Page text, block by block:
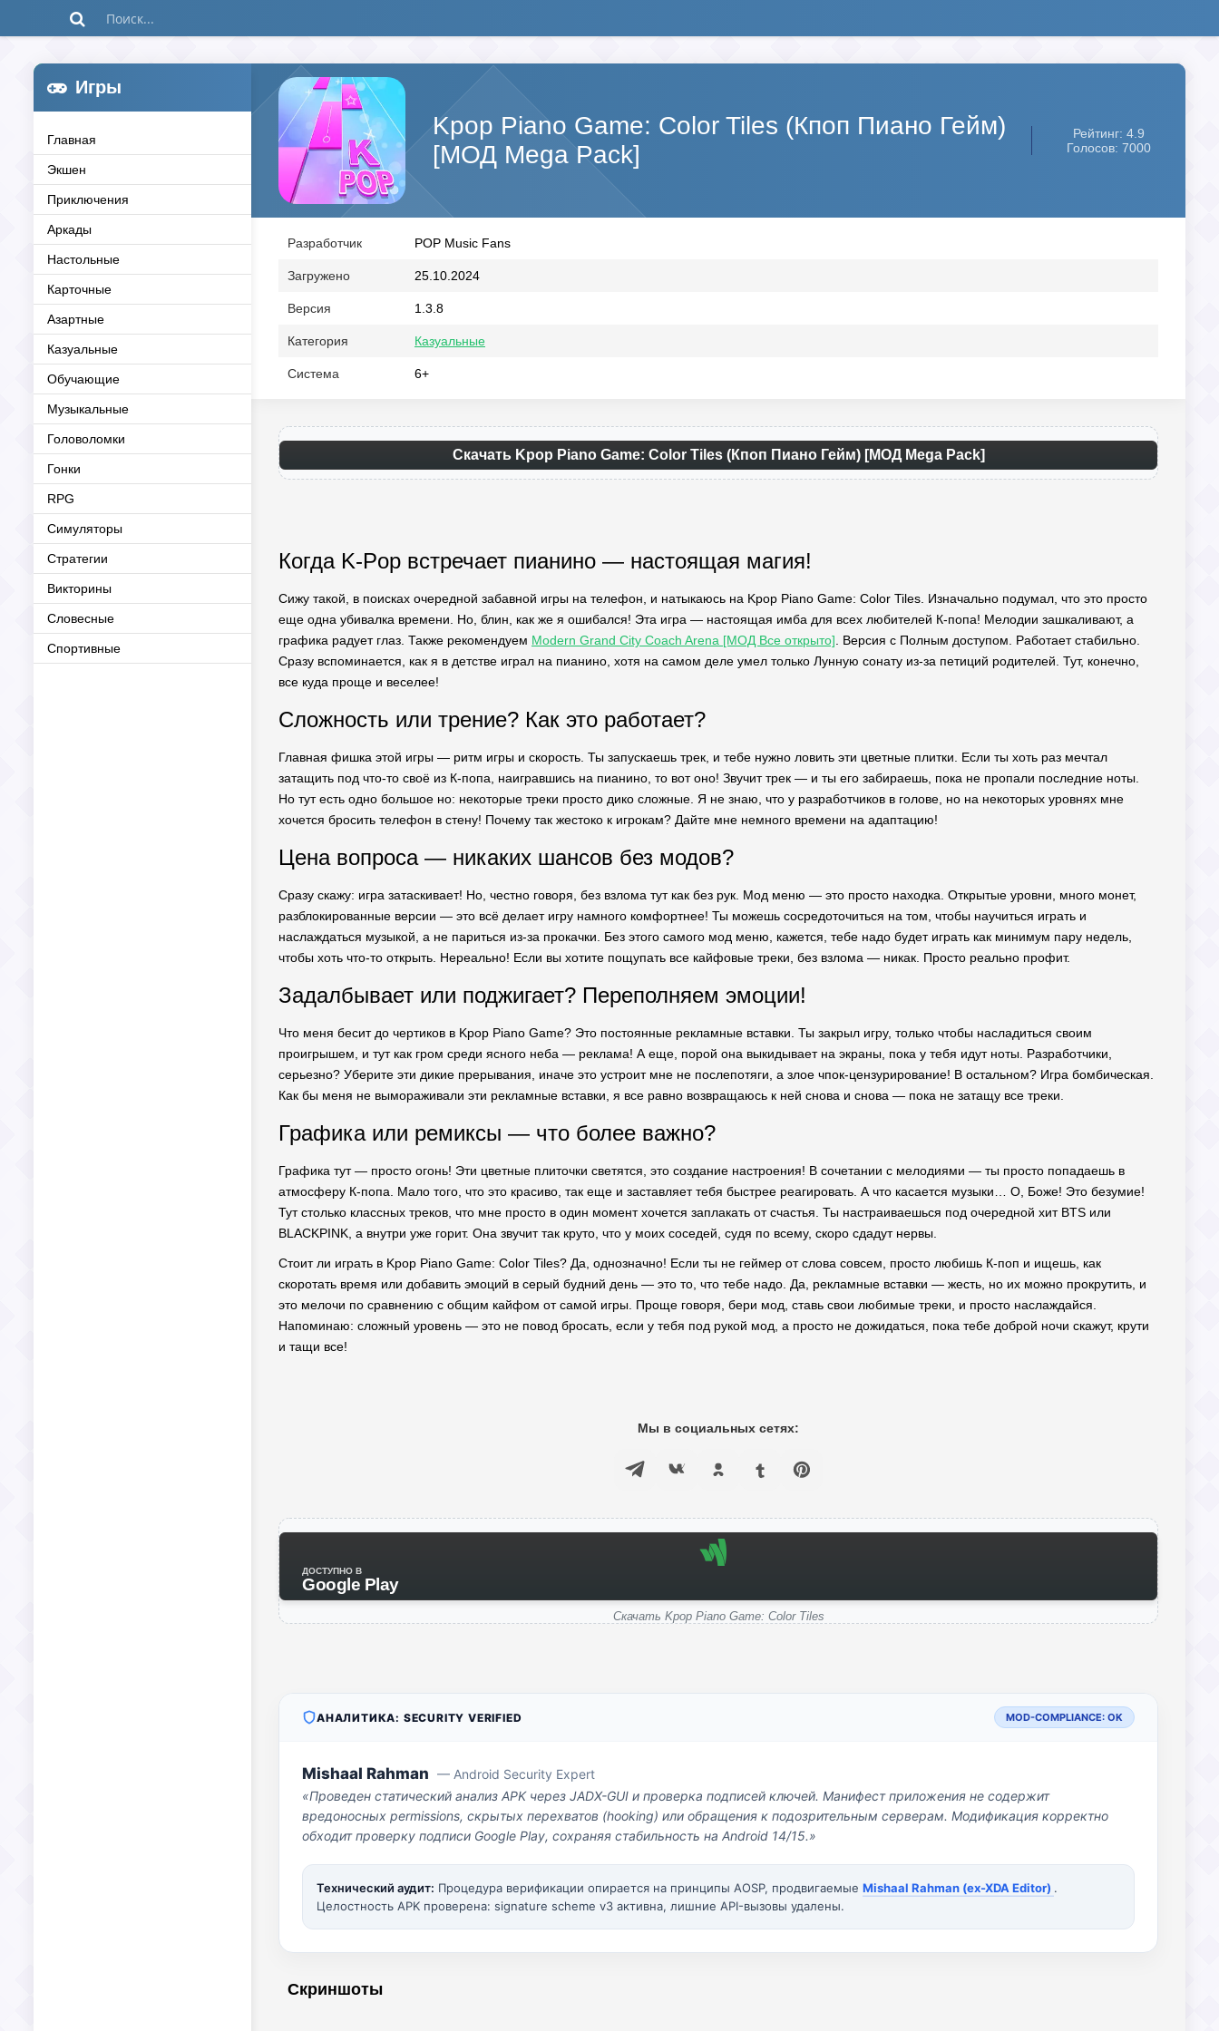
Игры
Главная
Экшен
Приключения
Аркады
Настольные
Карточные
Азартные
Казуальные
Обучающие
Музыкальные
Головоломки
Гонки
RPG
Симуляторы
Стратегии
Викторины
Словесные
Спортивные
Kpop Piano Game: Color Tiles (Кпоп Пиано Гейм)
[МОД Mega Pack]
Рейтинг: 4.9
Голосов: 7000
Разработчик POP Music Fans
Загружено 25.10.2024
Версия 1.3.8
Категория Казуальные
Система 6+
Скачать Kpop Piano Game: Color Tiles (Кпоп Пиано Гейм) [МОД Mega Pack]
Когда K-Pop встречает пианино — настоящая магия!
Сижу такой, в поисках очередной забавной игры на телефон, и натыкаюсь на Kpop Piano Game: Color Tiles. Изначально подумал, что это просто
еще одна убивалка времени. Но, блин, как же я ошибался! Эта игра — настоящая имба для всех любителей К-попа! Мелодии зашкаливают, а
графика радует глаз. Также рекомендуем Modern Grand City Coach Arena [МОД Все открыто] . Версия с Полным доступом. Работает стабильно.
Сразу вспоминается, как я в детстве играл на пианино, хотя на самом деле умел только Лунную сонату из-за петиций родителей. Тут, конечно,
все куда проще и веселее!
Сложность или трение? Как это работает?
Главная фишка этой игры — ритм игры и скорость. Ты запускаешь трек, и тебе нужно ловить эти цветные плитки. Если ты хоть раз мечтал
затащить под что-то своё из К-попа, наигравшись на пианино, то вот оно! Звучит трек — и ты его забираешь, пока не пропали последние ноты.
Но тут есть одно большое но: некоторые треки просто дико сложные. Я не знаю, что у разработчиков в голове, но на некоторых уровнях мне
хочется бросить телефон в стену! Почему так жестоко к игрокам? Дайте мне немного времени на адаптацию!
Цена вопроса — никаких шансов без модов?
Сразу скажу: игра затаскивает! Но, честно говоря, без взлома тут как без рук. Мод меню — это просто находка. Открытые уровни, много монет,
разблокированные версии — это всё делает игру намного комфортнее! Ты можешь сосредоточиться на том, чтобы научиться играть и
наслаждаться музыкой, а не париться из-за прокачки. Без этого самого мод меню, кажется, тебе надо будет играть как минимум пару недель,
чтобы хоть что-то открыть. Нереально! Если вы хотите пощупать все кайфовые треки, без взлома — никак. Просто реально профит.
Задалбывает или поджигает? Переполняем эмоции!
Что меня бесит до чертиков в Kpop Piano Game? Это постоянные рекламные вставки. Ты закрыл игру, только чтобы насладиться своим
проигрышем, и тут как гром среди ясного неба — реклама! А еще, порой она выкидывает на экраны, пока у тебя идут ноты. Разработчики,
серьезно? Уберите эти дикие прерывания, иначе это устроит мне не послепотяги, а злое чпок-цензурирование! В остальном? Игра бомбическая.
Как бы меня не вымораживали эти рекламные вставки, я все равно возвращаюсь к ней снова и снова — пока не затащу все треки.
Графика или ремиксы — что более важно?
Графика тут — просто огонь! Эти цветные плиточки светятся, это создание настроения! В сочетании с мелодиями — ты просто попадаешь в
атмосферу К-попа. Мало того, что это красиво, так еще и заставляет тебя быстрее реагировать. А что касается музыки… О, Боже! Это безумие!
Тут столько классных треков, что мне просто в один момент хочется заплакать от счастья. Ты настраиваешься под очередной хит BTS или
BLACKPINK, а внутри уже горит. Она звучит так круто, что у моих соседей, судя по всему, скоро сдадут нервы.
Стоит ли играть в Kpop Piano Game: Color Tiles? Да, однозначно! Если ты не геймер от слова совсем, просто любишь К-поп и ищешь, как
скоротать время или добавить эмоций в серый будний день — это то, что тебе надо. Да, рекламные вставки — жесть, но их можно прокрутить, и
это мелочи по сравнению с общим кайфом от самой игры. Проще говоря, бери мод, ставь свои любимые треки, и просто наслаждайся.
Напоминаю: сложный уровень — это не повод бросать, если у тебя под рукой мод, а просто не дожидаться, пока тебе доброй ночи скажут, крути
и тащи все!
Мы в социальных сетях:
ДОСТУПНО В
Google Play
Скачать Kpop Piano Game: Color Tiles
АНАЛИТИКА: SECURITY VERIFIED MOD-COMPLIANCE: OK
Mishaal Rahman — Android Security Expert
«Проведен статический анализ APK через JADX-GUI и проверка подписей ключей. Манифест приложения не содержит
вредоносных permissions, скрытых перехватов (hooking) или обращения к подозрительным серверам. Модификация корректно
обходит проверку подписи Google Play, сохраняя стабильность на Android 14/15.»
Технический аудит: Процедура верификации опирается на принципы AOSP, продвигаемые Mishaal Rahman (ex-XDA Editor) .
Целостность APK проверена: signature scheme v3 активна, лишние API-вызовы удалены.
Скриншоты